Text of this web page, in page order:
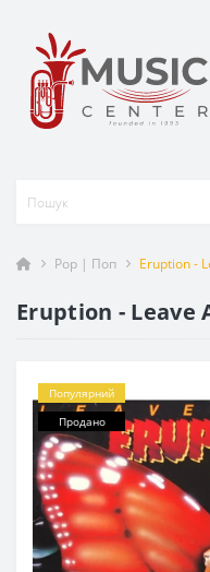
Pop | Поп Eruption -
Eruption - Leave
Популярний
Продано